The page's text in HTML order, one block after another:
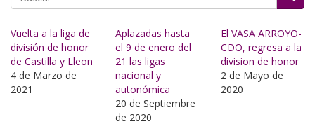
Vuelta a la liga de
división de honor
de Castilla y Lleon
4 de Marzo de
2021
Aplazadas hasta
el 9 de enero del
21 las ligas
nacional y
autonómica
20 de Septiembre
de 2020
El VASA ARROYO-
CDO, regresa a la
division de honor
2 de Mayo de
2020